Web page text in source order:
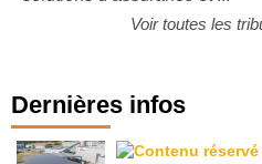
Dernières infos